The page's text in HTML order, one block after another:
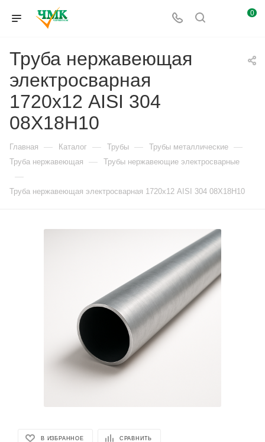
0
Труба нержавеющая
электросварная
1720х12 AISI 304
08Х18Н10
Главная — Каталог — Трубы — Трубы металлические —
Труба нержавеющая — Трубы нержавеющие электросварные
—
Труба нержавеющая электросварная 1720х12 AISI 304 08Х18Н10
В ИЗБРАННОЕ СРАВНИТЬ